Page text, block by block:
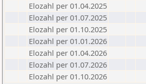
Elozahl per 01.04.2025
Elozahl per 01.07.2025
Elozahl per 01.10.2025
Elozahl per 01.01.2026
Elozahl per 01.04.2026
Elozahl per 01.07.2026
Elozahl per 01.10.2026